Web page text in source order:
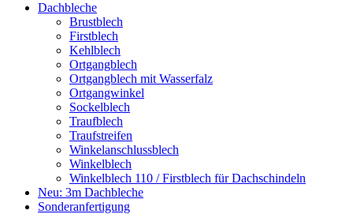
Dachbleche
Brustblech
Firstblech
Kehlblech
Ortgangblech
Ortgangblech mit Wasserfalz
Ortgangwinkel
Sockelblech
Traufblech
Traufstreifen
Winkelanschlussblech
Winkelblech
Winkelblech 110 / Firstblech für Dachschindeln
Neu: 3m Dachbleche
Sonderanfertigung